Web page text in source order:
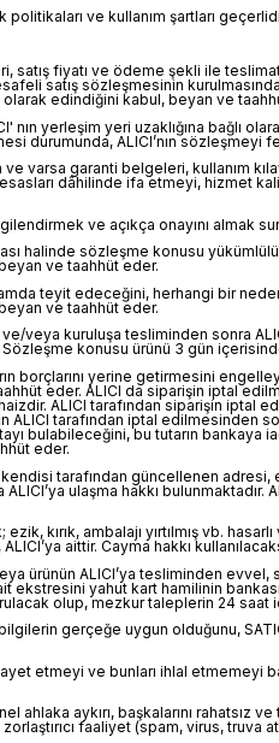
ve kullanım şartları
satış fiyatı ve ödeme şekli ile
satış sözleşmesinin
edindiğini kabul, beyan ve
yerleşim yeri uzaklığına bağlı
durumunda, ALICI’nın sözleşmeyi
varsa garanti belgeleri, kullanım
dâhilinde ifa etmeyi, hizmet
ve açıkça onayını almak
halinde sözleşme konusu
ve taahhüt eder.
teyit edeceğini, herhangi bir
ve taahhüt eder.
veya kuruluşa tesliminden sonra
konusu ürünü 3 gün
borçlarını yerine getirmesini
eder. ALICI da siparişin iptal
ALICI tarafından siparişin iptal
ALICI tarafından iptal
bulabileceğini, bu tutarın
eder.
tarafından güncellenen
ulaşma hakkı
kırık, ambalajı yırtılmış vb.
aittir. Cayma hakkı
ürünün ALICI’ya tesliminden
yahut kart hamilinin
olup, mezkur taleplerin 24 saat
gerçeğe uygun olduğunu,
etmeyi ve bunları ihlal
aykırı, başkalarını
faaliyet (spam, virus, truva